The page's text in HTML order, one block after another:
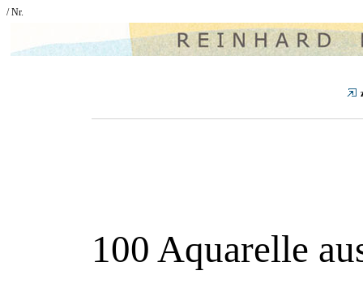
/ Nr.
100 Aquarelle